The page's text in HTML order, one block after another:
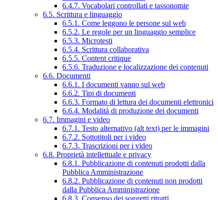
6.4.7. Vocabolari controllati e tassonomie
6.5. Scrittura e linguaggio
6.5.1. Come leggono le persone sul web
6.5.2. Le regole per un linguaggio semplice
6.5.3. Microtesti
6.5.4. Scrittura collaborativa
6.5.5. Content critique
6.5.6. Traduzione e localizzazione dei contenuti
6.6. Documenti
6.6.1. I documenti vanno sul web
6.6.2. Tipi di documenti
6.6.3. Formato di lettura dei documenti elettronici
6.6.4. Modalità di produzione dei documenti
6.7. Immagini e video
6.7.1. Testo alternativo (alt text) per le immagini
6.7.2. Sottotitoli per i video
6.7.3. Trascrizioni per i video
6.8. Proprietà intellettuale e privacy
6.8.1. Pubblicazione di contenuti prodotti dalla
Pubblica Amministrazione
6.8.2. Pubblicazione di contenuti non prodotti
dalla Pubblica Amministrazione
6.8.3. Consenso dei soggetti ritratti